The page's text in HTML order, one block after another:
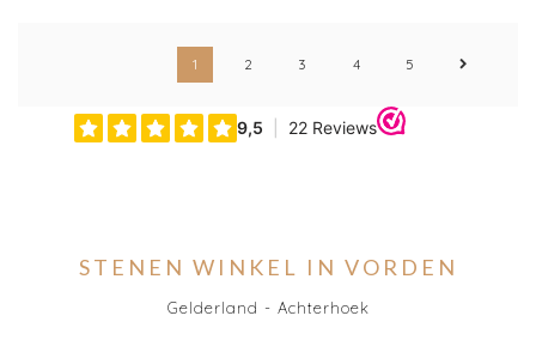
1 2 3 4 5
STENEN WINKEL IN VORDEN
Gelderland - Achterhoek